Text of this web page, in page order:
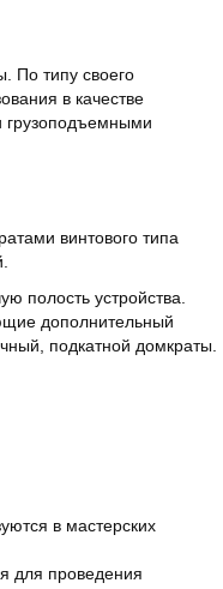
По типу своего
в качестве
грузоподъемными
винтового типа
полость устройства.
дополнительный
подкатной домкраты.
в мастерских
для проведения